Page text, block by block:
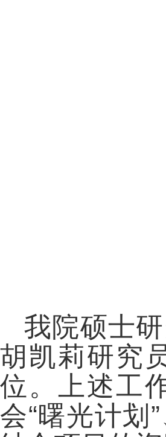
我院硕士
胡凯莉研究
位。上述工
会“曙光计划